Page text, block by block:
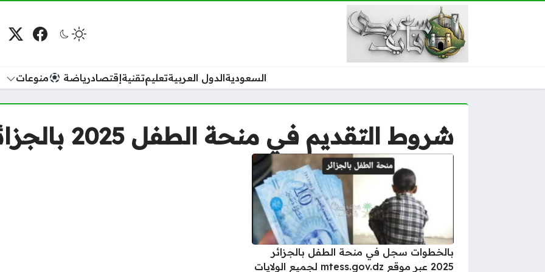
فيسبوك
السعوديةالدول العربيةتعليمتقنيةإقتصادرياضة منوعات
شروط التقديم في منحة الطفل 2025 بالجزائر
بالخطوات سجل في منحة الطفل بالجزائر
2025 عبر موقع mtess.gov.dz لجميع الولايات